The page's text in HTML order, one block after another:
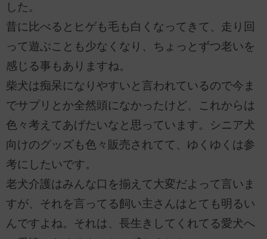
した。
昔に比べるとヒゲも毛も白くなってきて、走り回
って遊ぶことも少なくなり、ちょっとずつ老いを
感じる事もありますね。
柴犬は痴呆になりやすいと言われているので今ま
でサプリとか全然頭になかったけど、これからは
色々考えてあげたいなと思っています。シニア犬
向けのグッズも色々販売されてて、ゆくゆくは参
考にしたいです。
老犬介護はみんな口を揃えて大変だよって言いま
すが、それを言ってる飼い主さんはとても明るい
んですよね。それは、長生きしてくれてる愛犬へ